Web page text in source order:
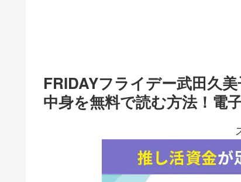
FRIDAYフライデー武田久
中身を無料で読む方法！電